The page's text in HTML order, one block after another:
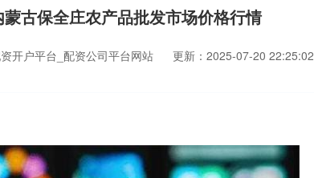
古保全庄农产品批发市场价格行情
开户平台_配资公司平台网站 更新：2025-07-20 22:25:02